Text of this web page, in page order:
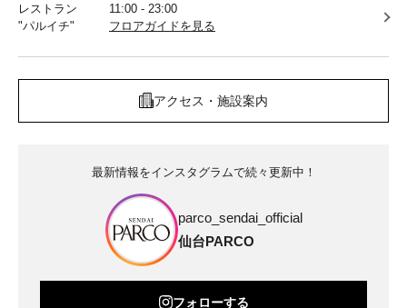
レストラン
"パルイチ"
11:00 - 23:00
フロアガイドを見る
アクセス・施設案内
最新情報をインスタグラムで続々更新中！
parco_sendai_official
仙台PARCO
フォローする